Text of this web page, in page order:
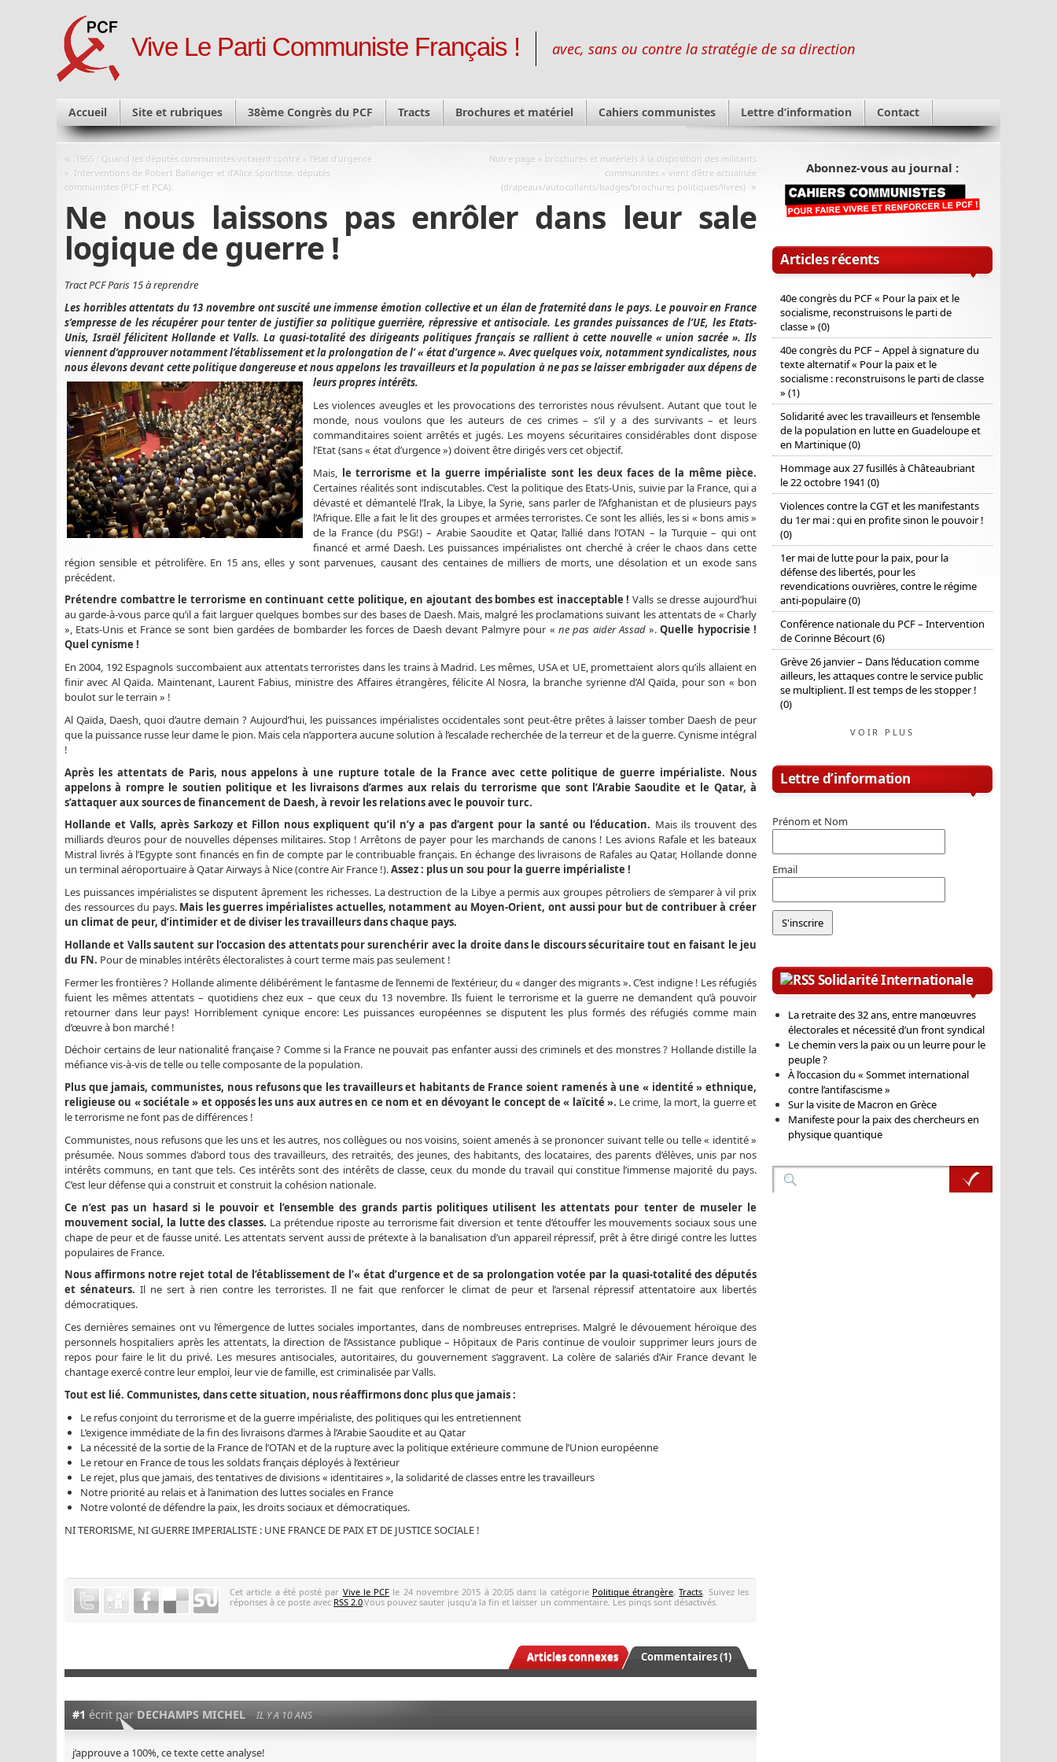
Vive Le Parti Communiste Français ! avec, sans ou contre la stratégie de sa direction
Accueil Site et rubriques 38ème Congrès du PCF Tracts Brochures et matériel Cahiers communistes Lettre d’information Contact
« 1955 : Quand les députés communistes votaient contre « l’état d’urgence
». Interventions de Robert Ballanger et d’Alice Sportisse, députés
communistes (PCF et PCA).
Notre page « brochures et matériels à la disposition des militants
communistes » vient d’être actualisée
(drapeaux/autocollants/badges/brochures politiques/livres) »
Ne nous laissons pas enrôler dans leur sale
logique de guerre !
Tract PCF Paris 15 à reprendre
Les horribles attentats du 13 novembre ont suscité une immense émotion collective et un élan de fraternité dans le pays. Le pouvoir en France
s’empresse de les récupérer pour tenter de justifier sa politique guerrière, répressive et antisociale. Les grandes puissances de l’UE, les Etats-
Unis, Israël félicitent Hollande et Valls. La quasi-totalité des dirigeants politiques français se rallient à cette nouvelle « union sacrée ». Ils
viennent d’approuver notamment l’établissement et la prolongation de l’ « état d’urgence ». Avec quelques voix, notamment syndicalistes, nous
nous élevons devant cette politique dangereuse et nous appelons les travailleurs et la population à ne pas se laisser embrigader aux dépens de
leurs propres intérêts.
Les violences aveugles et les provocations des terroristes nous révulsent. Autant que tout le
monde, nous voulons que les auteurs de ces crimes – s’il y a des survivants – et leurs
commanditaires soient arrêtés et jugés. Les moyens sécuritaires considérables dont dispose
l’Etat (sans « état d’urgence ») doivent être dirigés vers cet objectif.
Mais, le terrorisme et la guerre impérialiste sont les deux faces de la même pièce.
Certaines réalités sont indiscutables. C’est la politique des Etats-Unis, suivie par la France, qui a
dévasté et démantelé l’Irak, la Libye, la Syrie, sans parler de l’Afghanistan et de plusieurs pays
l’Afrique. Elle a fait le lit des groupes et armées terroristes. Ce sont les alliés, les si « bons amis »
de la France (du PSG!) – Arabie Saoudite et Qatar, l’allié dans l’OTAN – la Turquie – qui ont
financé et armé Daesh. Les puissances impérialistes ont cherché à créer le chaos dans cette
région sensible et pétrolifère. En 15 ans, elles y sont parvenues, causant des centaines de milliers de morts, une désolation et un exode sans
précédent.
Prétendre combattre le terrorisme en continuant cette politique, en ajoutant des bombes est inacceptable ! Valls se dresse aujourd’hui
au garde-à-vous parce qu’il a fait larguer quelques bombes sur des bases de Daesh. Mais, malgré les proclamations suivant les attentats de « Charly
», Etats-Unis et France se sont bien gardées de bombarder les forces de Daesh devant Palmyre pour «ne pas aider Assad».Quelle hypocrisie !
Quel cynisme !
En 2004, 192 Espagnols succombaient aux attentats terroristes dans les trains à Madrid. Les mêmes, USA et UE, promettaient alors qu’ils allaient en
finir avec Al Qaïda. Maintenant, Laurent Fabius, ministre des Affaires étrangères, félicite Al Nosra, la branche syrienne d’Al Qaïda, pour son « bon
boulot sur le terrain » !
Al Qaïda, Daesh, quoi d’autre demain ? Aujourd’hui, les puissances impérialistes occidentales sont peut-être prêtes à laisser tomber Daesh de peur
que la puissance russe leur dame le pion. Mais cela n’apportera aucune solution à l’escalade recherchée de la terreur et de la guerre. Cynisme intégral
!
Après les attentats de Paris, nous appelons à une rupture totale de la France avec cette politique de guerre impérialiste. Nous
appelons à rompre le soutien politique et les livraisons d’armes aux relais du terrorisme que sont l’Arabie Saoudite et le Qatar, à
s’attaquer aux sources de financement de Daesh, à revoir les relations avec le pouvoir turc.
Hollande et Valls, après Sarkozy et Fillon nous expliquent qu’il n’y a pas d’argent pour la santé ou l’éducation. Mais ils trouvent des
milliards d’euros pour de nouvelles dépenses militaires. Stop ! Arrêtons de payer pour les marchands de canons ! Les avions Rafale et les bateaux
Mistral livrés à l’Egypte sont financés en fin de compte par le contribuable français. En échange des livraisons de Rafales au Qatar, Hollande donne
un terminal aéroportuaire à Qatar Airways à Nice (contre Air France !).Assez : plus un sou pour la guerre impérialiste !
Les puissances impérialistes se disputent âprement les richesses. La destruction de la Libye a permis aux groupes pétroliers de s’emparer à vil prix
des ressources du pays. Mais les guerres impérialistes actuelles, notamment au Moyen-Orient, ont aussi pour but de contribuer à créer
un climat de peur, d’intimider et de diviser les travailleurs dans chaque pays.
Hollande et Valls sautent sur l’occasion des attentats pour surenchérir avec la droite dans le discours sécuritaire tout en faisant le jeu
du FN. Pour de minables intérêts électoralistes à court terme mais pas seulement !
Fermer les frontières ? Hollande alimente délibérément le fantasme de l’ennemi de l’extérieur, du « danger des migrants ». C’est indigne ! Les réfugiés
fuient les mêmes attentats – quotidiens chez eux – que ceux du 13 novembre. Ils fuient le terrorisme et la guerre ne demandent qu’à pouvoir
retourner dans leur pays! Horriblement cynique encore: Les puissances européennes se disputent les plus formés des réfugiés comme main
d’œuvre à bon marché !
Déchoir certains de leur nationalité française ? Comme si la France ne pouvait pas enfanter aussi des criminels et des monstres ? Hollande distille la
méfiance vis-à-vis de telle ou telle composante de la population.
Plus que jamais, communistes, nous refusons que les travailleurs et habitants de France soient ramenés à une « identité » ethnique,
religieuse ou « sociétale » et opposés les uns aux autres en ce nom et en dévoyant le concept de « laïcité ». Le crime, la mort, la guerre et
le terrorisme ne font pas de différences !
Communistes, nous refusons que les uns et les autres, nos collègues ou nos voisins, soient amenés à se prononcer suivant telle ou telle « identité »
présumée. Nous sommes d’abord tous des travailleurs, des retraités, des jeunes, des habitants, des locataires, des parents d’élèves, unis par nos
intérêts communs, en tant que tels. Ces intérêts sont des intérêts de classe, ceux du monde du travail qui constitue l’immense majorité du pays.
C’est leur défense qui a construit et construit la cohésion nationale.
Ce n’est pas un hasard si le pouvoir et l’ensemble des grands partis politiques utilisent les attentats pour tenter de museler le
mouvement social, la lutte des classes. La prétendue riposte au terrorisme fait diversion et tente d’étouffer les mouvements sociaux sous une
chape de peur et de fausse unité. Les attentats servent aussi de prétexte à la banalisation d’un appareil répressif, prêt à être dirigé contre les luttes
populaires de France.
Nous affirmons notre rejet total de l’établissement de l’« état d’urgence et de sa prolongation votée par la quasi-totalité des députés
et sénateurs.Il ne sert à rien contre les terroristes. Il ne fait que renforcer le climat de peur et l’arsenal répressif attentatoire aux libertés
démocratiques.
Ces dernières semaines ont vu l’émergence de luttes sociales importantes, dans de nombreuses entreprises. Malgré le dévouement héroïque des
personnels hospitaliers après les attentats, la direction de l’Assistance publique – Hôpitaux de Paris continue de vouloir supprimer leurs jours de
repos pour faire le lit du privé. Les mesures antisociales, autoritaires, du gouvernement s’aggravent. La colère de salariés d’Air France devant le
chantage exercé contre leur emploi, leur vie de famille, est criminalisée par Valls.
Tout est lié. Communistes, dans cette situation, nous réaffirmons donc plus que jamais :
Le refus conjoint du terrorisme et de la guerre impérialiste, des politiques qui les entretiennent
L’exigence immédiate de la fin des livraisons d’armes à l’Arabie Saoudite et au Qatar
La nécessité de la sortie de la France de l’OTAN et de la rupture avec la politique extérieure commune de l’Union européenne
Le retour en France de tous les soldats français déployés à l’extérieur
Le rejet, plus que jamais, des tentatives de divisions « identitaires », la solidarité de classes entre les travailleurs
Notre priorité au relais et à l’animation des luttes sociales en France
Notre volonté de défendre la paix, les droits sociaux et démocratiques.
NI TERORISME, NI GUERRE IMPERIALISTE : UNE FRANCE DE PAIX ET DE JUSTICE SOCIALE !
Cet article a été posté par Vive le PCF le 24 novembre 2015 à 20:05 dans la catégorie Politique étrangère,Tracts. Suivez les
réponses à ce poste avec RSS 2.0.Vous pouvez sauter jusqu'a la fin et laisser un commentaire. Les pings sont désactivés.
Commentaires (1)
Articles connexes
#1 écrit par DECHAMPS MICHEL IL Y A 10 ANS
j’approuve a 100%, ce texte cette analyse!
Abonnez-vous au journal :
Articles récents
40e congrès du PCF « Pour la paix et le
socialisme, reconstruisons le parti de
classe » (0)
40e congrès du PCF – Appel à signature du
texte alternatif « Pour la paix et le
socialisme : reconstruisons le parti de classe
» (1)
Solidarité avec les travailleurs et l’ensemble
de la population en lutte en Guadeloupe et
en Martinique (0)
Hommage aux 27 fusillés à Châteaubriant
le 22 octobre 1941 (0)
Violences contre la CGT et les manifestants
du 1er mai : qui en profite sinon le pouvoir !
(0)
1er mai de lutte pour la paix, pour la
défense des libertés, pour les
revendications ouvrières, contre le régime
anti-populaire (0)
Conférence nationale du PCF – Intervention
de Corinne Bécourt (6)
Grève 26 janvier – Dans l’éducation comme
ailleurs, les attaques contre le service public
se multiplient. Il est temps de les stopper !
(0)
VOIR PLUS
Lettre d’information
Prénom et Nom
Email
Solidarité Internationale
La retraite des 32 ans, entre manœuvres
électorales et nécessité d’un front syndical
Le chemin vers la paix ou un leurre pour le
peuple ?
À l’occasion du « Sommet international
contre l’antifascisme »
Sur la visite de Macron en Grèce
Manifeste pour la paix des chercheurs en
physique quantique